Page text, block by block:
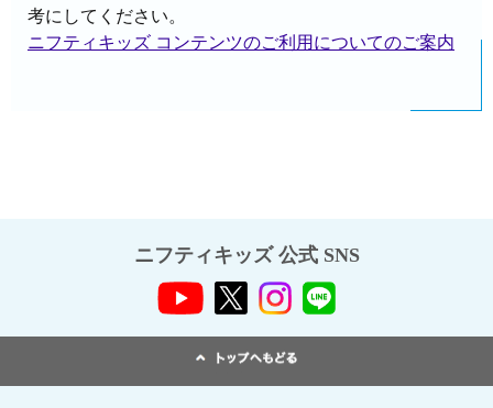
考にしてください。
ニフティキッズ コンテンツのご利用についてのご案内
ニフティキッズ 公式 SNS